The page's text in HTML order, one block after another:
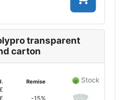
transparent
carton
Remise
-15%
Stock